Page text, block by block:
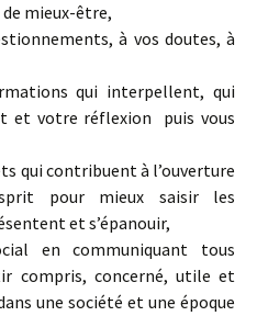
de mieux-être,
à vos doutes, à
qui interpellent, qui
et votre réflexion puis vous
qui contribuent à l’ouverture
pour mieux saisir les
et s’épanouir,
en communiquant tous
compris, concerné, utile et
une société et une époque